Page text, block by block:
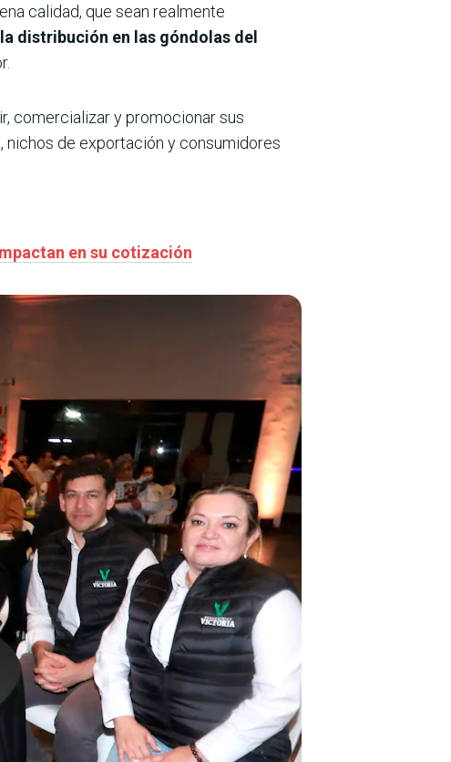
calidad, que sean realmente
distribución en las góndolas del
comercializar y promocionar sus
, nichos de exportación y consumidores
en su cotización